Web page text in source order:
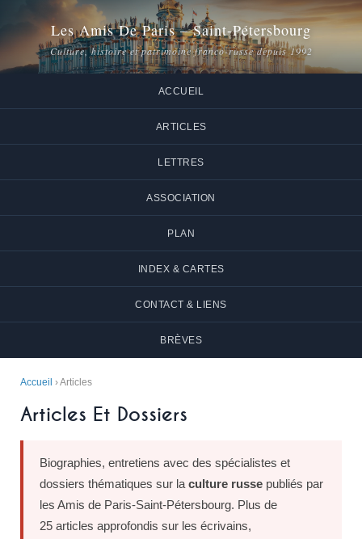
Les Amis De Paris – Saint-Pétersbourg
Culture, histoire et patrimoine franco-russe depuis 1992
ACCUEIL
ARTICLES
LETTRES
ASSOCIATION
PLAN
INDEX & CARTES
CONTACT & LIENS
BRÈVES
Accueil › Articles
Articles Et Dossiers
Biographies, entretiens avec des spécialistes et
dossiers thématiques sur la culture russe publiés par
les Amis de Paris-Saint-Pétersbourg. Plus de
25 articles approfondis sur les écrivains,